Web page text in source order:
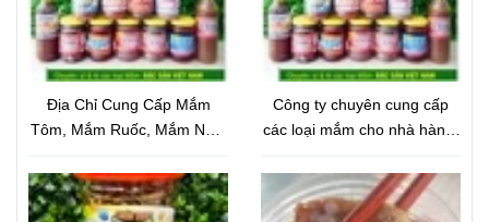
Địa Chỉ Cung Cấp Mắm
Tôm, Mắm Ruốc, Mắm Nêm
Chất Lượng
Công ty chuyên cung cấp
các loại mắm cho nhà hàng,